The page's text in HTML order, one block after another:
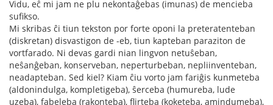
Vidu, eĉ mi jam ne plu nekontaĝebas (imunas) de mencieba
sufikso.
Mi skribas ĉi tiun tekston por forte oponi la preteratenteban
(diskretan) disvastigon de -eb, tiun kapteban paraziton de
vortfarado. Ni devas gardi nian lingvon netuŝeban,
neŝanĝeban, konserveban, neperturbeban, nepliinventeban,
neadapteban. Sed kiel? Kiam ĉiu vorto jam fariĝis kunmeteba
(aldonindulga, kompletigeba), ŝerceba (humureba, lude
uzeba), fabeleba (rakonteba), flirteba (koketeba, amindumeba),